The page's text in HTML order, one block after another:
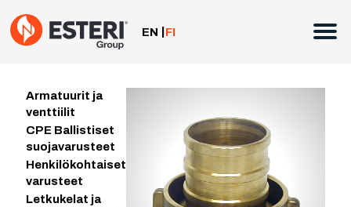
sisältöön
EN FI
Armatuurit ja
venttiilit
CPE Ballistiset
suojavarusteet
Henkilökohtaiset
varusteet
Letkukelat ja